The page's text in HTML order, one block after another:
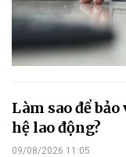
Làm sao để
hệ lao động?
09/08/2026 11:05